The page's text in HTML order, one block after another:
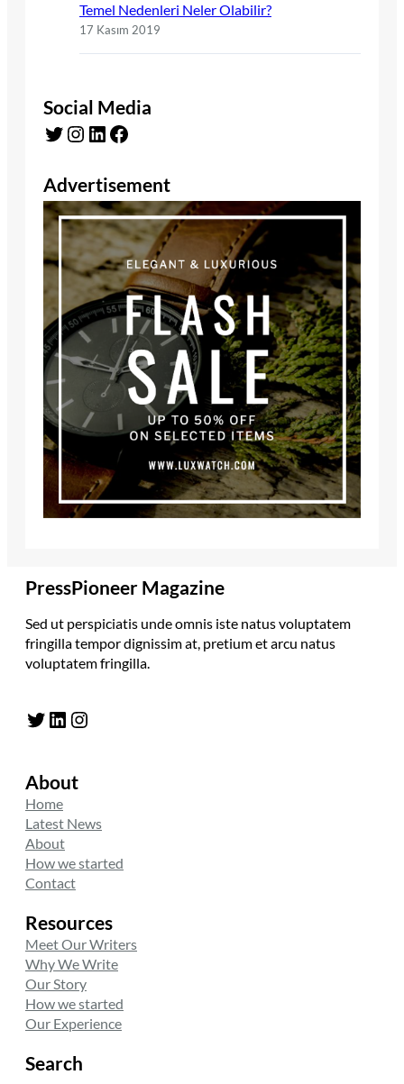
Temel Nedenleri Neler Olabilir?
17 Kasım 2019
Social Media
Twitter Instagram LinkedIn Facebook
Advertisement
PressPioneer Magazine
Sed ut perspiciatis unde omnis iste natus voluptatem
fringilla tempor dignissim at, pretium et arcu natus
voluptatem fringilla.
Twitter LinkedIn Instagram
About
Home
Latest News
About
How we started
Contact
Resources
Meet Our Writers
Why We Write
Our Story
How we started
Our Experience
Search